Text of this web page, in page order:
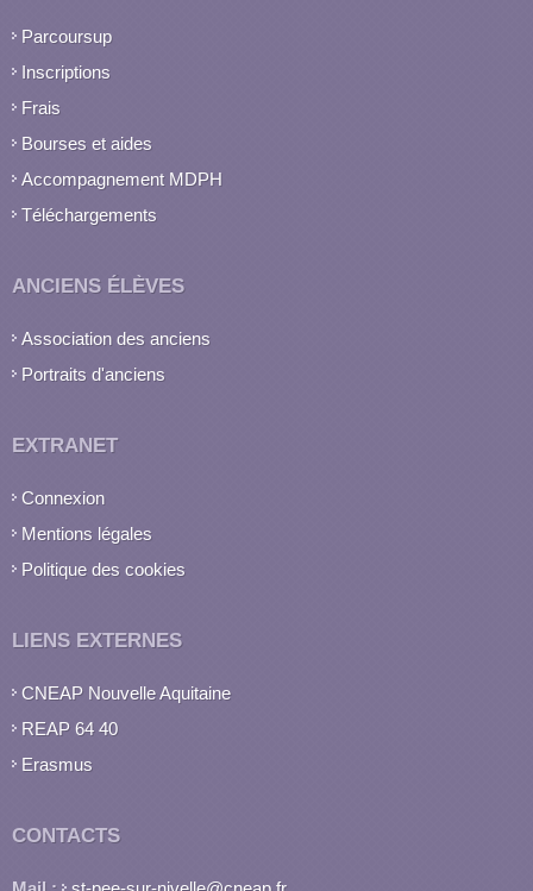
Parcoursup
Inscriptions
Frais
Bourses et aides
Accompagnement MDPH
Téléchargements
ANCIENS ÉLÈVES
Association des anciens
Portraits d'anciens
EXTRANET
Connexion
Mentions légales
Politique des cookies
LIENS EXTERNES
CNEAP Nouvelle Aquitaine
REAP 64 40
Erasmus
CONTACTS